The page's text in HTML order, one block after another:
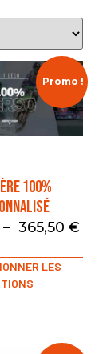
Promo !
100%
– 365,50 €
LES